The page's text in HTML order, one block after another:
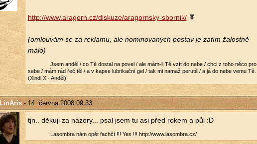
http://​www.​aragorn.​cz/​diskuze/​aragornsky-sbornik/​
(omlou­vám se za re­kla­mu, ale no­mi­no­va­ných po­stav je zatím ža­lost­ně
málo)
Jsem anděl / co Tě do­stal na povel / ale mám-li Tě vzít do nebe / chci z toho něco pro
sebe / mám rád řeč těl / a v kapse lubri­kač­ní gel / tak mi namaž pe­ru­tě / a já do nebe vemu Tě.
(Xindl X - Anděl)
LinAris- 14. června 2008 09:33
tjn.. dě­ku­ji za ná­zo­ry... psal jsem tu asi před rokem a půl :D
La­som­b­ra nám opět fa­ch­čí !!! Yes !!! http://​www.​lasombra.​cz/​